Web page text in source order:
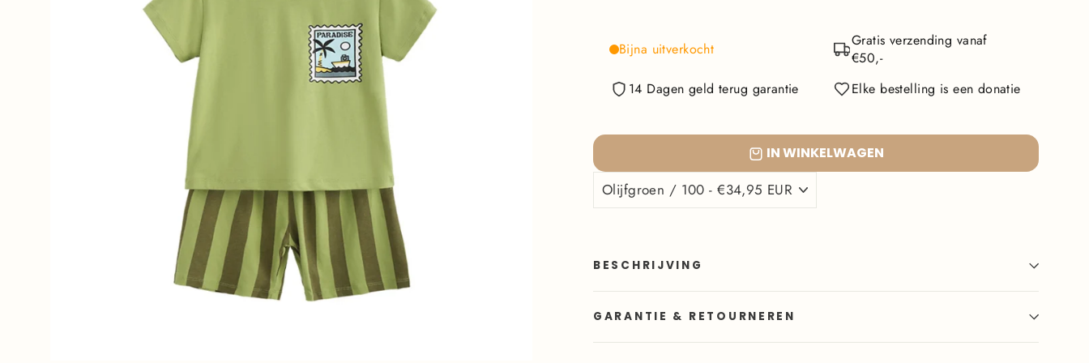
Bijna uitverkocht
Gratis verzending vanaf
€50,-
14 Dagen geld terug garantie
Elke bestelling is een donatie
IN WINKELWAGEN
BESCHRIJVING
GARANTIE & RETOURNEREN